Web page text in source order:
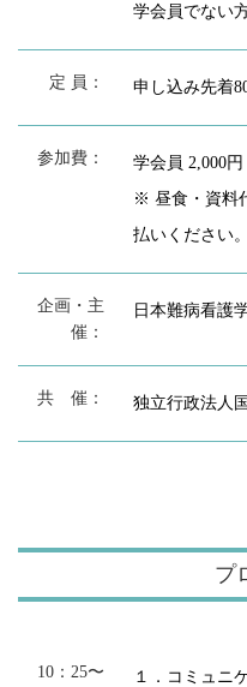
学会員でない
定 員： 申し込み先着
参加費：
学会員 2,000
※ 昼食・資料
払いください。
企画・主
催：
日本難病看護
共 催： 独立行政法人
プ
10：25〜
１．コミュニ